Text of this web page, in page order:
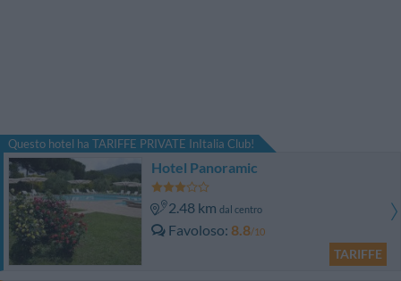
Questo hotel ha TARIFFE PRIVATE InItalia Club!
Hotel Panoramic
2.48 km dal centro
Favoloso 8.8/10
TARIFFE